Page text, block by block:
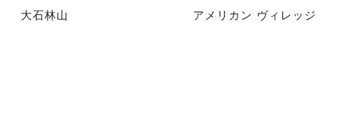
大石林山 アメリカン ヴィレッジ